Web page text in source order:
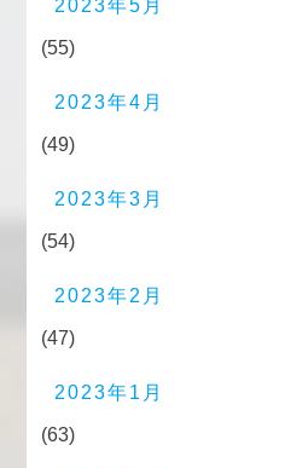
2023年5月
(55)
2023年4月
(49)
2023年3月
(54)
2023年2月
(47)
2023年1月
(63)